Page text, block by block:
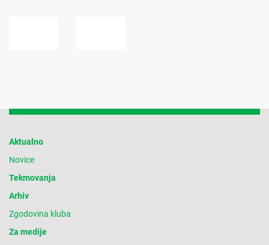
Aktualno
Novice
Tekmovanja
Arhiv
Zgodovina kluba
Za medije